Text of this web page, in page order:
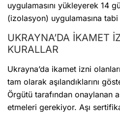
uygulamasını yükleyerek 14
(izolasyon) uygulamasına
UKRAYNA’DA İKAMET
KURALLAR
Ukrayna’da ikamet izni
tam olarak aşılandıklarını
Örgütü tarafından onaylanan
etmeleri gerekiyor. Aşı